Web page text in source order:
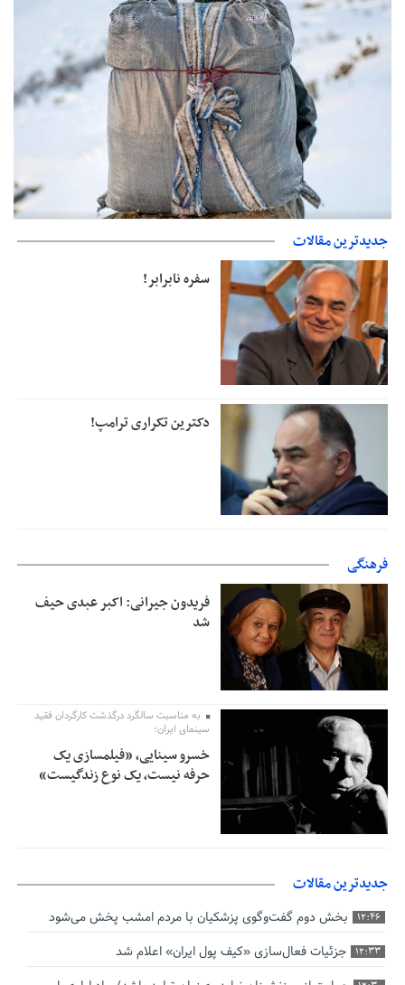
حمایت از مرزنشینان نباید به زیان تولید باشد/مواد اولیه با کولبری
وارد شود
جدیدترین مقالات
سفره نابرابر!
دکترین تکراری ترامپ!
فرهنگی
فریدون جیرانی: اکبر عبدی حیف
شد
به مناسبت سالگرد درگذشت کارگردان فقید
سینمای ایران؛
خسرو سینایی، «فیلمسازی یک
حرفه نیست، یک نوع زندگیست»
جدیدترین مقالات
12:46 بخش دوم گفت‌وگوی پزشکیان با مردم امشب پخش می‌شود
12:33 جزئیات فعال‌سازی «کیف پول ایران» اعلام شد